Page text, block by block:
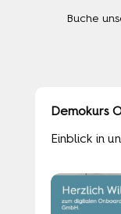
Buche
Demokurs
Einblick in